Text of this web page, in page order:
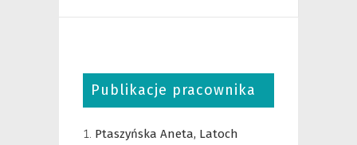
Publikacje pracownika
Ptaszyńska Aneta, Latoch